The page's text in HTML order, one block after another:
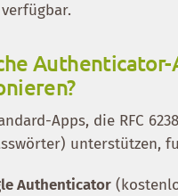
Authenticator-
Apps, die RFC
unterstützen,
Authenticator